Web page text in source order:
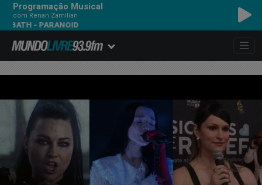
Programação Musical
com Renan Zamilian